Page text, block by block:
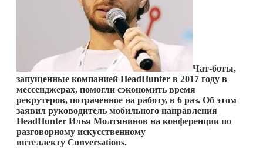
Чат-боты,
запущенные компанией HeadHunter в 2017 году в
мессенджерах, помогли сэкономить время
рекрутеров, потраченное на работу, в 6 раз. Об этом
заявил руководитель мобильного направления
HeadHunter Илья Молтянинов на конференции по
разговорному искусственному
интеллекту Conversations.